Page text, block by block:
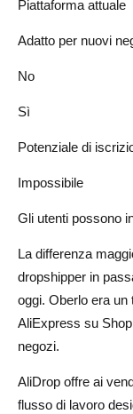
Piattaforma attuale
Adatto per nuovi
No
Sì
Potenziale di
Impossibile
Gli utenti possono
La differenza
dropshipper in
oggi. Oberlo era un
AliExpress su
negozi.
AliDrop offre ai
flusso di lavoro